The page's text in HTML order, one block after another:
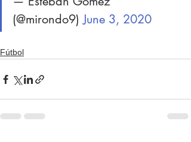
(@mirondo9) June 3, 2020
Fútbol